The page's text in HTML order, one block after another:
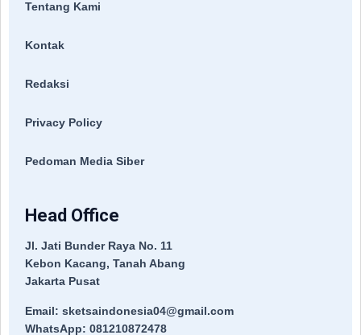
Tentang Kami
Kontak
Redaksi
Privacy Policy
Pedoman Media Siber
Head Office
Jl. Jati Bunder Raya No. 11
Kebon Kacang, Tanah Abang
Jakarta Pusat
Email: sketsaindonesia04@gmail.com
WhatsApp: 081210872478